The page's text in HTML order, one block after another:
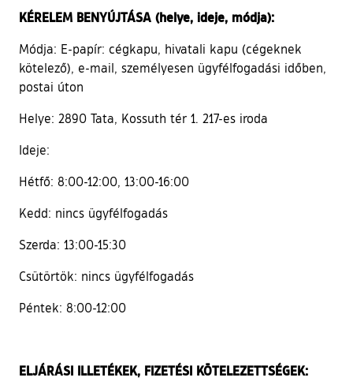
KÉRELEM BENYÚJTÁSA (helye, ideje, módja):
Módja: E-papír: cégkapu, hivatali kapu (cégeknek
kötelező), e-mail, személyesen ügyfélfogadási időben,
postai úton
Helye: 2890 Tata, Kossuth tér 1. 217-es iroda
Ideje:
Hétfő: 8:00-12:00, 13:00-16:00
Kedd: nincs ügyfélfogadás
Szerda: 13:00-15:30
Csütörtök: nincs ügyfélfogadás
Péntek: 8:00-12:00
ELJÁRÁSI ILLETÉKEK, FIZETÉSI KÖTELEZETTSÉGEK: